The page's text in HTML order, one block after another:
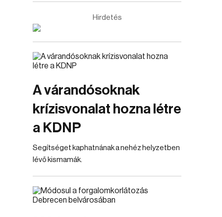
Hirdetés
A várandósoknak
krízisvonalat hozna létre
a KDNP
Segítséget kaphatnának a nehéz helyzetben
lévő kismamák.